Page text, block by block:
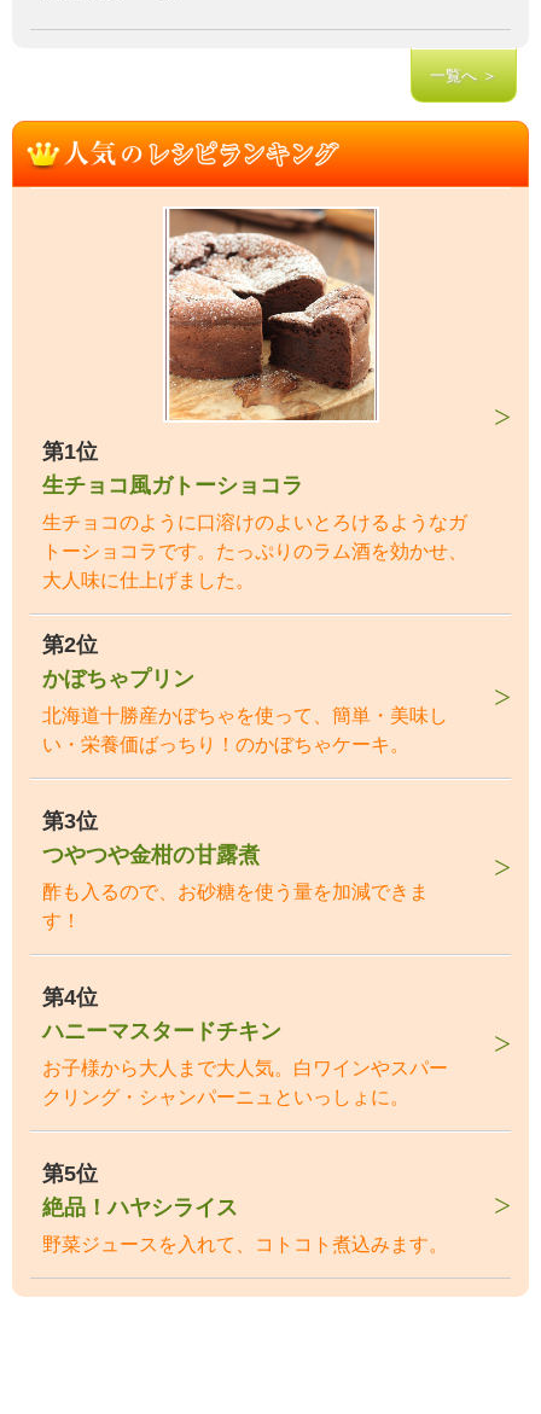
一覧へ ＞
第1位
生チョコ風ガトーショコラ
生チョコのように口溶けのよいとろけるようなガ
トーショコラです。たっぷりのラム酒を効かせ、
大人味に仕上げました。
第2位
かぼちゃプリン
北海道十勝産かぼちゃを使って、簡単・美味し
い・栄養価ばっちり！のかぼちゃケーキ。
第3位
つやつや金柑の甘露煮
酢も入るので、お砂糖を使う量を加減できま
す！
第4位
ハニーマスタードチキン
お子様から大人まで大人気。白ワインやスパー
クリング・シャンパーニュといっしょに。
第5位
絶品！ハヤシライス
野菜ジュースを入れて、コトコト煮込みます。